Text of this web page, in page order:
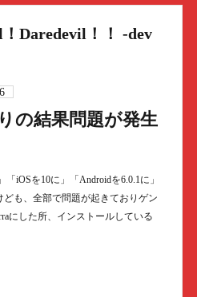
！Daredevil！！ -dev
の結果問題が発生
「iOSを10に」「Androidを6.0.1に」
も、全部で問題が起きておりゲン
にした所、インストールしている